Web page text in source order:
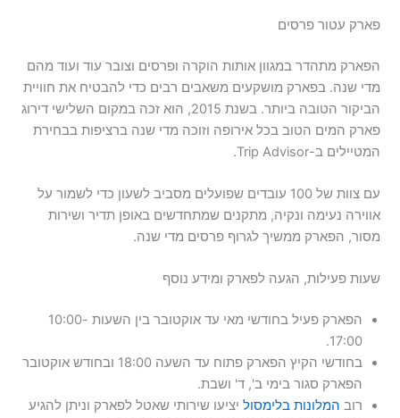
פארק עטור פרסים
הפארק מתהדר במגוון אותות הוקרה ופרסים וצובר עוד ועוד מהם
מדי שנה. בפארק מושקעים משאבים רבים כדי להבטיח את חוויית
הביקור הטובה ביותר. בשנת 2015, הוא זכה במקום השלישי דירוג
פארק המים הטוב בכל אירופה וזוכה מדי שנה ברציפות בבחירת
המטיילים ב-Trip Advisor.
עם צוות של 100 עובדים שפועלים מסביב לשעון כדי לשמור על
אווירה נעימה ונקיה, מתקנים שמתחדשים באופן תדיר ושירות
מסור, הפארק ממשיך לגרוף פרסים מדי שנה.
שעות פעילות, הגעה לפארק ומידע נוסף
הפארק פעיל בחודשי מאי עד אוקטובר בין השעות 10:00-
17:00.
בחודשי הקיץ הפארק פתוח עד השעה 18:00 ובחודש אוקטובר
הפארק סגור בימי ב', ד' ושבת.
רוב המלונות בלימסול יציעו שירותי שאטל לפארק וניתן להגיע